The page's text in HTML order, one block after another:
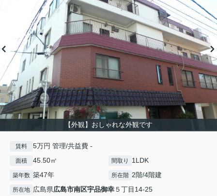
【外観】おしゃれな外観です
賃料 5万円 管理/共益費 -
面積 45.50㎡ 間取り 1LDK
築年数 築47年 所在階 2階/4階建
所在地 広島県広島市南区宇品御幸５丁目14-25